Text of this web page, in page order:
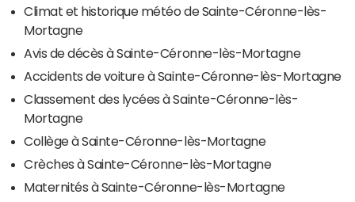
Climat et historique météo de Sainte-Céronne-lès-
Mortagne
Avis de décès à Sainte-Céronne-lès-Mortagne
Accidents de voiture à Sainte-Céronne-lès-Mortagne
Classement des lycées à Sainte-Céronne-lès-
Mortagne
Collège à Sainte-Céronne-lès-Mortagne
Crèches à Sainte-Céronne-lès-Mortagne
Maternités à Sainte-Céronne-lès-Mortagne